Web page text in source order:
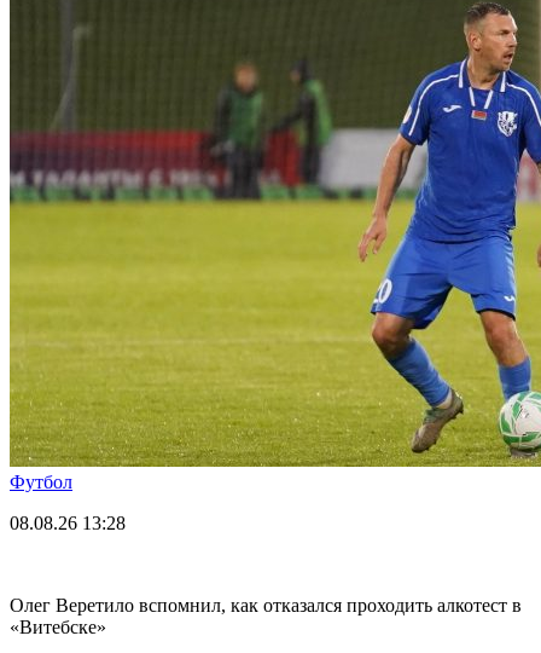
Футбол
08.08.26 13:28
Олег Веретило вспомнил, как отказался проходить алкотест в
«Витебске»